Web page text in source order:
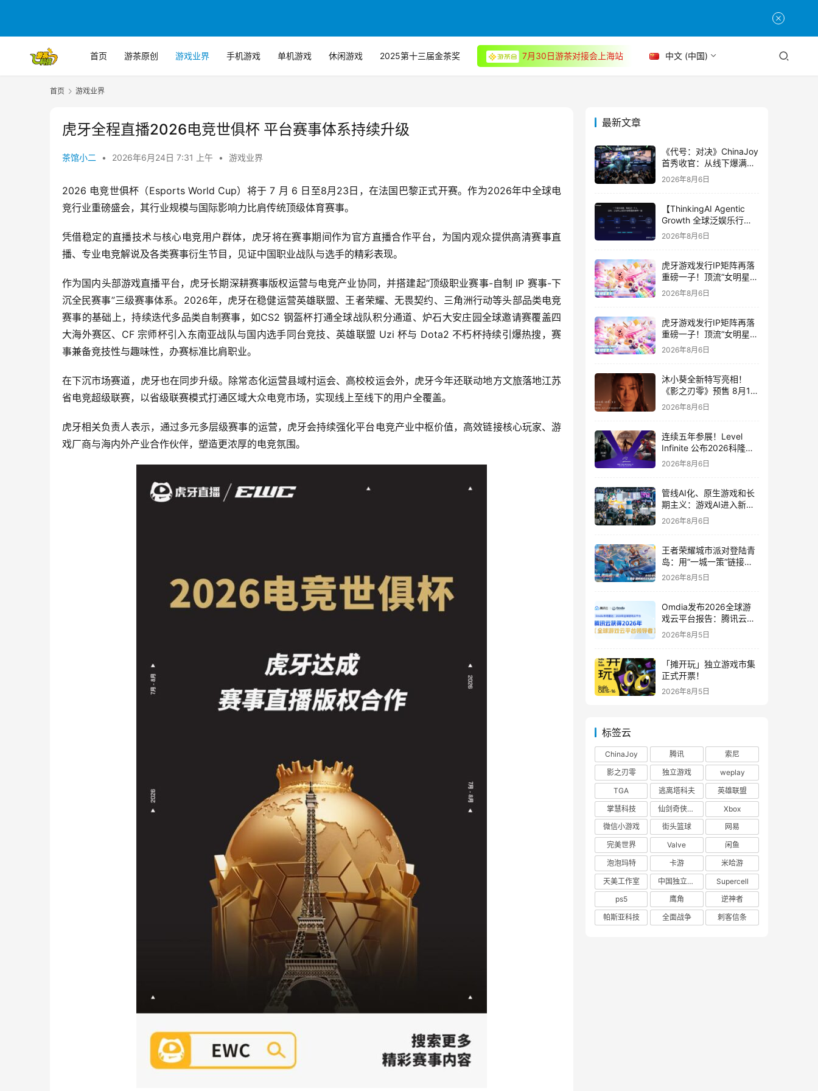
首页 游茶原创 游戏业界 手机游戏 单机游戏 休闲游戏 2025第十三届金茶奖 7月30日游茶对接会上海站 中文 (中国)
首页 游戏业界
虎牙全程直播2026电竞世俱杯 平台赛事体系持续升级
茶馆小二 • 2026年6月24日 7:31 上午 • 游戏业界
2026 电竞世俱杯（Esports World Cup）将于 7 月 6 日至8月23日，在法国巴黎正式开赛。作为2026年中全球电
竞行业重磅盛会，其行业规模与国际影响力比肩传统顶级体育赛事。
凭借稳定的直播技术与核心电竞用户群体，虎牙将在赛事期间作为官方直播合作平台，为国内观众提供高清赛事直
播、专业电竞解说及各类赛事衍生节目，见证中国职业战队与选手的精彩表现。
作为国内头部游戏直播平台，虎牙长期深耕赛事版权运营与电竞产业协同，并搭建起“顶级职业赛事-自制 IP 赛事-下
沉全民赛事”三级赛事体系。2026年，虎牙在稳健运营英雄联盟、王者荣耀、无畏契约、三角洲行动等头部品类电竞
赛事的基础上，持续迭代多品类自制赛事，如CS2 钢盔杯打通全球战队积分通道、炉石大安庄园全球邀请赛覆盖四
大海外赛区、CF 宗师杯引入东南亚战队与国内选手同台竞技、英雄联盟 Uzi 杯与 Dota2 不朽杯持续引爆热搜，赛
事兼备竞技性与趣味性，办赛标准比肩职业。
在下沉市场赛道，虎牙也在同步升级。除常态化运营县域村运会、高校校运会外，虎牙今年还联动地方文旅落地江苏
省电竞超级联赛，以省级联赛模式打通区域大众电竞市场，实现线上至线下的用户全覆盖。
虎牙相关负责人表示，通过多元多层级赛事的运营，虎牙会持续强化平台电竞产业中枢价值，高效链接核心玩家、游
戏厂商与海内外产业合作伙伴，塑造更浓厚的电竞氛围。
最新文章
《代号：对决》ChinaJoy
首秀收官：从线下爆满看
见玩家的真实期待
2026年8月6日
【ThinkingAI Agentic
Growth 全球泛娱乐行业
峰会】Agent 时代，人到
2026年8月6日
虎牙游戏发行IP矩阵再落
重磅一子！顶流“女明星”
ZANMANG LOOPY 正版
3D消除手游《消消奇遇》
2026年8月6日
虎牙游戏发行IP矩阵再落
重磅一子！顶流“女明星”
ZANMANG LOOPY 正版
2026年8月6日
沐小葵全新特写亮相！
《影之刃零》预售 8月12
日开启
2026年8月6日
连续五年参展！Level
Infinite 公布2026科隆游
戏展产品阵容
2026年8月6日
管线AI化、原生游戏和长
期主义：游戏AI进入新共
识时代
2026年8月6日
王者荣耀城市派对登陆青
岛：用“一城一策”链接海
洋场景，以双向奔赴带动
2026年8月5日
Omdia发布2026全球游
戏云平台报告：腾讯云连
续两年入选“领导者”象限
2026年8月5日
「摊开玩」独立游戏市集
正式开票！
2026年8月5日
标签云
ChinaJoy 腾讯
索尼
影之刃零
独立游戏
weplay
TGA
逃离塔科夫
英雄联盟
掌慧科技
仙剑奇侠传四
Xbox
微信小游戏
街头篮球
网易
完美世界
Valve
闲鱼
泡泡玛特
卡游
米哈游
天美工作室
中国独立游戏联盟
Supercell
ps5
鹰角
逆神者
帕斯亚科技
全面战争 刺客信条